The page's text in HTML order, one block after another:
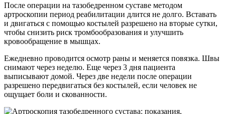
После операции на тазобедренном суставе методом
артроскопии период реабилитации длится не долго. Вставать
и двигаться с помощью костылей разрешено на вторые сутки,
чтобы снизить риск тромбообразования и улучшить
кровообращение в мышцах.
Ежедневно проводится осмотр раны и меняется повязка. Швы
снимают через неделю. Еще через 3 дня пациента
выписывают домой. Через две недели после операции
разрешено передвигаться без костылей, если человек не
ощущает боли и скованности.